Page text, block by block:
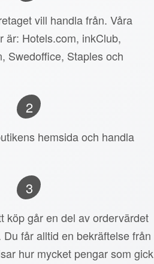
vill handla från. Våra
är: Hotels.com, inkClub,
Swedoffice, Staples och
2
hemsida och handla
3
köp går en del av ordervärdet
får alltid en bekräftelse från
hur mycket pengar som gick